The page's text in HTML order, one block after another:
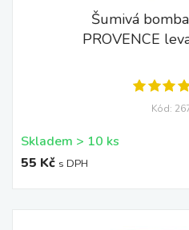
Šumivá
PROVENCE
Kód:
Skladem > 10 ks
55 Kč s DPH